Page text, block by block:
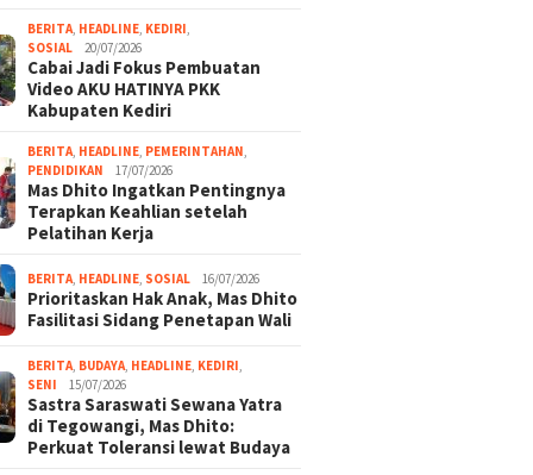
BERITA HEADLINE KEDIRI
SOSIAL
20/07/2026
Cabai Jadi Fokus Pembuatan
Video AKU HATINYA PKK
Kabupaten Kediri
BERITA HEADLINE PEMERINTAHAN
PENDIDIKAN
17/07/2026
Mas Dhito Ingatkan Pentingnya
Terapkan Keahlian setelah
Pelatihan Kerja
BERITA HEADLINE SOSIAL 16/07/2026
Prioritaskan Hak Anak, Mas Dhito
Fasilitasi Sidang Penetapan Wali
BERITA BUDAYA HEADLINE KEDIRI
SENI
15/07/2026
Sastra Saraswati Sewana Yatra
di Tegowangi, Mas Dhito:
Perkuat Toleransi lewat Budaya